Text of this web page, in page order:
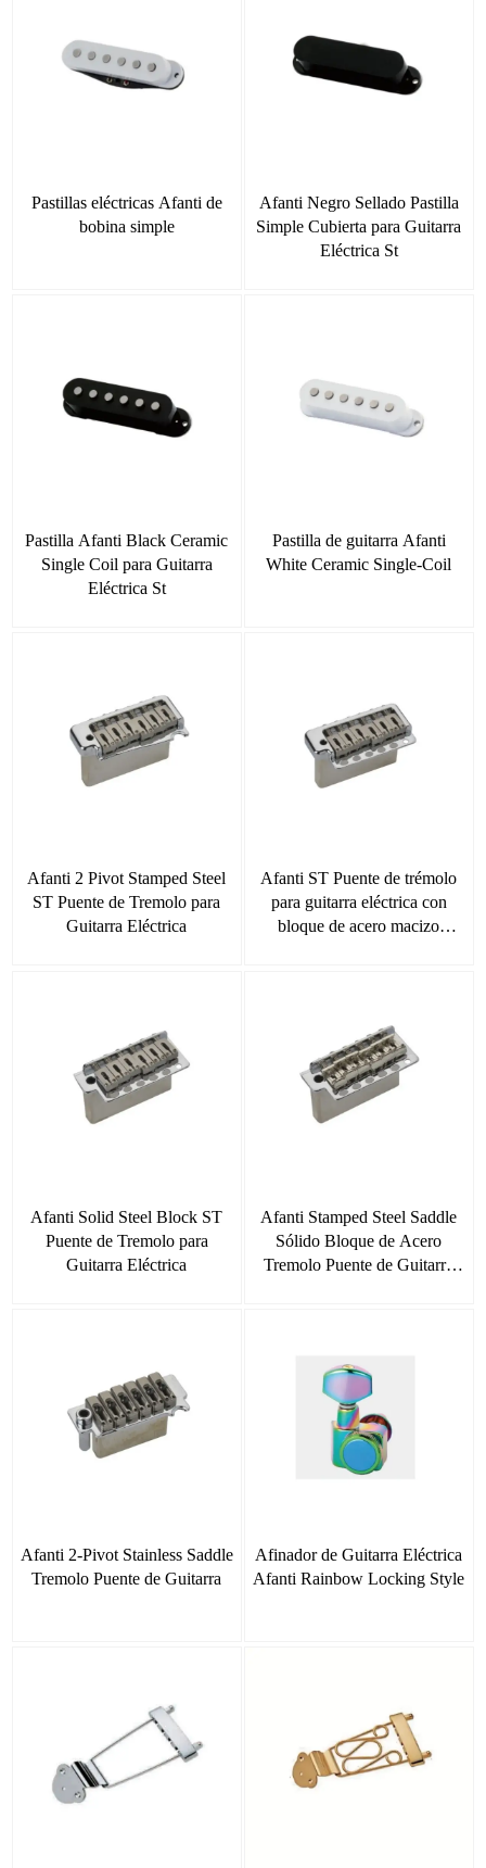
Pastillas eléctricas Afanti de
bobina simple
Afanti Negro Sellado Pastilla
Simple Cubierta para Guitarra
Eléctrica St
Pastilla Afanti Black Ceramic
Single Coil para Guitarra
Eléctrica St
Pastilla de guitarra Afanti
White Ceramic Single-Coil
Afanti 2 Pivot Stamped Steel
ST Puente de Tremolo para
Guitarra Eléctrica
Afanti ST Puente de trémolo
para guitarra eléctrica con
bloque de acero macizo
Afanti Solid Steel Block ST
Puente de Tremolo para
Guitarra Eléctrica
Afanti Stamped Steel Saddle
Sólido Bloque de Acero
Tremolo Puente de Guitarra
Afanti 2-Pivot Stainless Saddle
Tremolo Puente de Guitarra
Afinador de Guitarra Eléctrica
Afanti Rainbow Locking Style